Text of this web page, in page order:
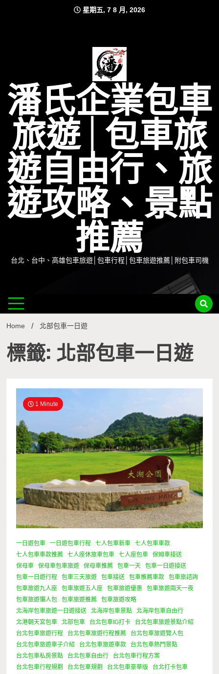
星期五, 7 8 月, 2026
潘氏企業包車
旅遊│包車旅
遊自由行、旅
遊攻略、景點
推薦
台北、台中、高雄包車旅遊│包車行程│包車旅遊推薦│附包車司機
Home 北部包車一日遊
標籤: 北部包車一日遊
1 Minute
一日遊包車 一日遊包車行程 七人包車新車
七人包車車款
七人包車車款推薦
七人座休旅車包車 七人座包車
保姆車接送
保母車
保母車包車旅遊 保母車推薦 包車一天
包車一日遊接送
包車一日遊行程
包車三天旅遊 包車接送 包車推薦車款
包車旅諮詢
包車旅遊九人座
包車旅遊五人座 包車旅遊優惠
包車旅遊兩天一夜
包車旅遊懶人包
包車旅遊推薦
包車旅遊攻略
北海岸包車旅遊一日遊接送
北海岸包車景點
北海岸包車自由行
北港朝天宮包車
北部包車 台北包車IG打卡
台北包車旅遊景點介紹
台北包車旅遊行程
台北包車旅遊行程推薦
台北包車旅遊覽人包
台北包車旅遊車子介紹
台北包車旅遊車款
台北包車熱門景點
台北包車私房景點
台北包車自由行
台北包車行程方案
台北包車行程規劃
台北包車規劃 台北包車豪華版
台北打卡包車